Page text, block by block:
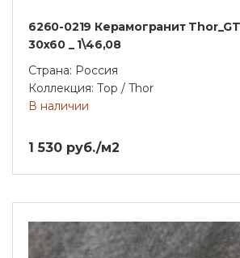
6260-0219 Керамогранит
30x60 _ 1\46,08
Страна: Россия
Коллекция: Тор / Thor
В наличии
1 530 руб./м2